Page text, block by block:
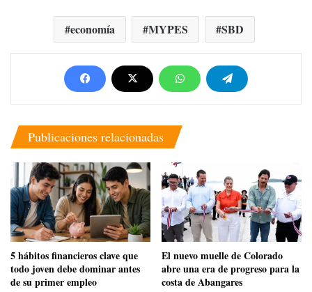
economía MYPES SBD
Publicaciones relacionadas
5 hábitos financieros clave que
todo joven debe dominar antes
de su primer empleo
​El nuevo muelle de Colorado
abre una era de progreso para la
costa de Abangares